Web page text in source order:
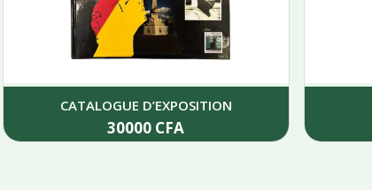
CATALOGUE D’EXPOSITION
30000 CFA